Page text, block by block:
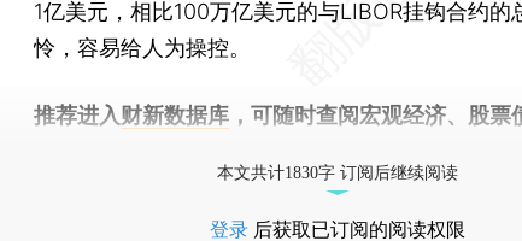
1亿美元，相比100万亿美元的与LIBOR挂钩合约的
怜，容易给人为操控。
推荐进入财新数据库 ，可随时查阅宏观经济、股票
本文共计1830字 订阅后继续阅读
登录 后获取已订阅的阅读权限